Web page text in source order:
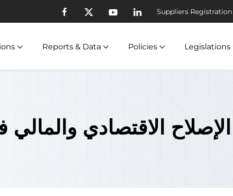
Suppliers Registration
Reports & Data Policies Legislations
الإصلاح الاقتصادي